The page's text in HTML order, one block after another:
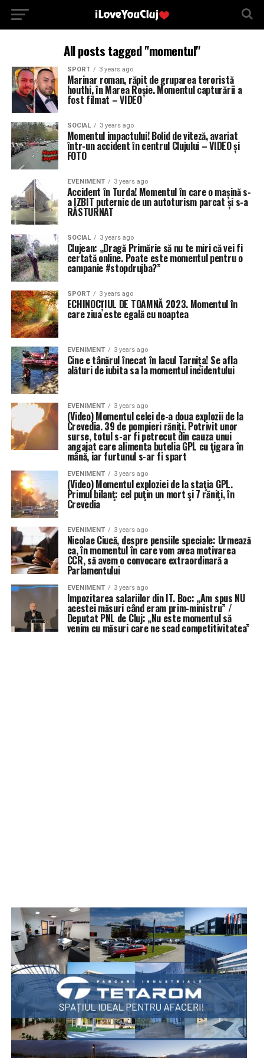
All posts tagged "momentul"
SPORT 3 years ago
Marinar roman, răpit de gruparea teroristă
houthi, în Marea Roșie. Momentul capturării a
fost filmat – VIDEO
SOCIAL 3 years ago
Momentul impactului! Bolid de viteză, avariat
într-un accident în centrul Clujului – VIDEO și
FOTO
EVENIMENT 3 years ago
Accident în Turda! Momentul în care o mașină s-
a IZBIT puternic de un autoturism parcat și s-a
RĂSTURNAT
SOCIAL 3 years ago
Clujean: „Dragă Primărie să nu te miri că vei fi
certată online. Poate este momentul pentru o
campanie #stopdrujba?”
SPORT 3 years ago
ECHINOCȚIUL DE TOAMNĂ 2023. Momentul în
care ziua este egală cu noaptea
EVENIMENT 3 years ago
Cine e tânărul înecat în lacul Tarnița! Se afla
alături de iubita sa la momentul incidentului
EVENIMENT 3 years ago
(Video) Momentul celei de-a doua explozii de la
Crevedia. 39 de pompieri răniți. Potrivit unor
surse, totul s-ar fi petrecut din cauza unui
angajat care alimenta butelia GPL cu ţigara în
mână, iar furtunul s-ar fi spart
EVENIMENT 3 years ago
(Video) Momentul exploziei de la staţia GPL.
Primul bilanţ: cel puţin un mort şi 7 răniţi, în
Crevedia
EVENIMENT 3 years ago
Nicolae Ciucă, despre pensiile speciale: Urmează
ca, în momentul în care vom avea motivarea
CCR, să avem o convocare extraordinară a
Parlamentului
EVENIMENT 3 years ago
Impozitarea salariilor din IT. Boc: „Am spus NU
acestei măsuri când eram prim-ministru” /
Deputat PNL de Cluj: „Nu este momentul să
venim cu măsuri care ne scad competitivitatea”